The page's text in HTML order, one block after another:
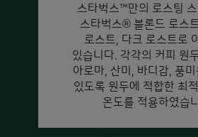
스타벅스™만의 로스팅
스타벅스®블론드 로스
로스트, 다크 로스트로
있습니다. 각각의 커피 원
아로마, 산미, 바디감, 풍
있도록 원두에 적합한 최
온도를 적용하였습